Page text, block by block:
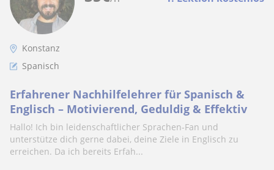
Konstanz
Spanisch
Erfahrener Nachhilfelehrer für Spanisch &
Englisch – Motivierend, Geduldig & Effektiv
Hallo! Ich bin leidenschaftlicher Sprachen-Fan und
unterstütze dich gerne dabei, deine Ziele in Englisch zu
erreichen. Da ich bereits Erfah...